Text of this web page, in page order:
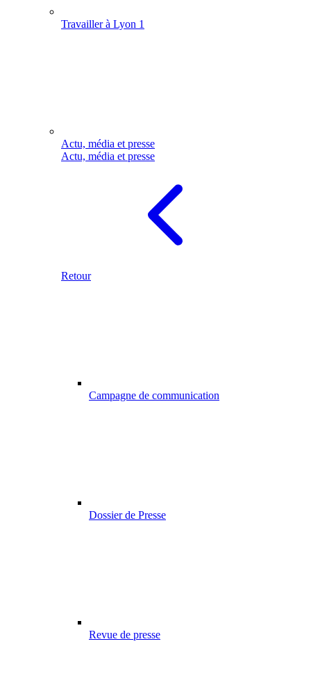
Travailler à Lyon 1
Actu, média et presse
Actu, média et presse
Retour
Campagne de communication
Dossier de Presse
Revue de presse